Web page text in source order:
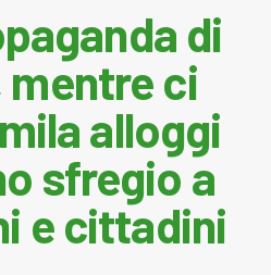
di
ci
alloggi
sfregio a
e cittadini